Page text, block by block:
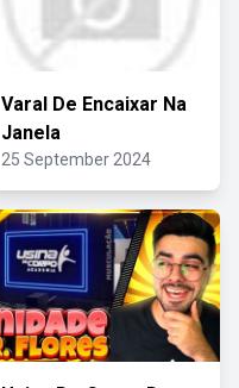
Varal De Encaixar Na
Janela
25 September 2024